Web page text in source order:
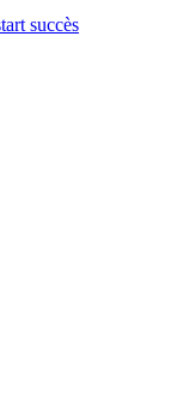
succès